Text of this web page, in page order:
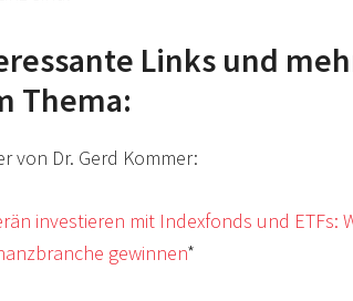
Links und
Thema:
von Dr. Gerd Kommer:
investieren mit Indexfonds und ETFs:
gewinnen*